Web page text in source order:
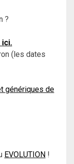
?
(les dates
génériques de
EVOLUTION !